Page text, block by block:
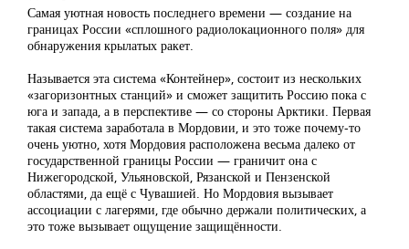
Самая уютная новость последнего времени — создание на
границах России «сплошного радиолокационного поля» для
обнаружения крылатых ракет.
Называется эта система «Контейнер», состоит из нескольких
«загоризонтных станций» и сможет защитить Россию пока с
юга и запада, а в перспективе — со стороны Арктики. Первая
такая система заработала в Мордовии, и это тоже почему-то
очень уютно, хотя Мордовия расположена весьма далеко от
государственной границы России — граничит она с
Нижегородской, Ульяновской, Рязанской и Пензенской
областями, да ещё с Чувашией. Но Мордовия вызывает
ассоциации с лагерями, где обычно держали политических, а
это тоже вызывает ощущение защищённости.